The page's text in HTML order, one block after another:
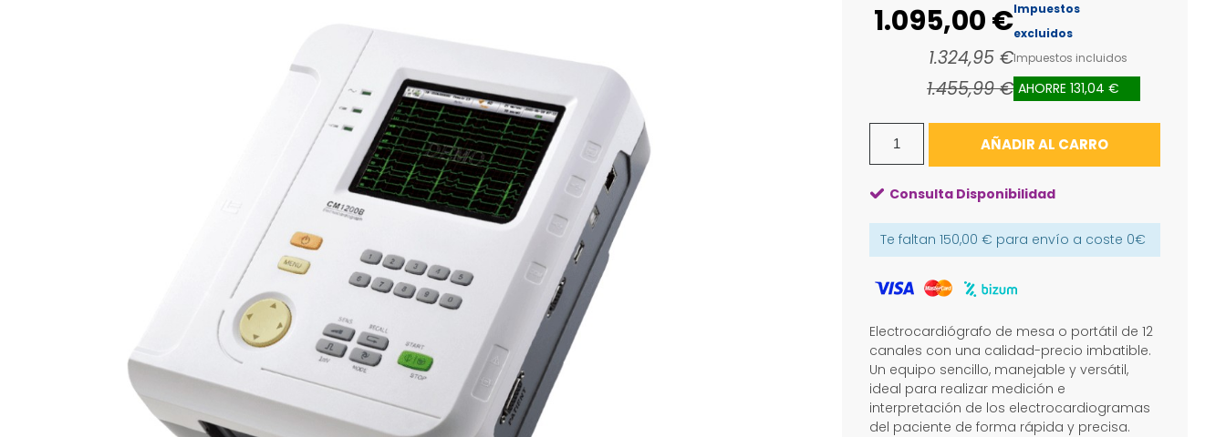
1.095,00 €Impuestos
excluidos
1.324,95 €Impuestos incluidos
1.455,99 € AHORRE 131,04 €
AÑADIR AL CARRO
Consulta Disponibilidad
Te faltan150,00 € para envío a coste 0€
Electrocardiógrafo de mesa o portátil de 12
canales con una calidad-precio imbatible.
Un equipo sencillo, manejable y versátil,
ideal para realizar medición e
interpretación de los electrocardiogramas
del paciente de forma rápida y precisa.